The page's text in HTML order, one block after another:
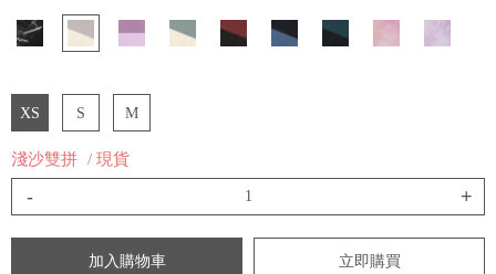
XS S M
淺沙雙拼 / 現貨
- +
加入購物車 立即購買